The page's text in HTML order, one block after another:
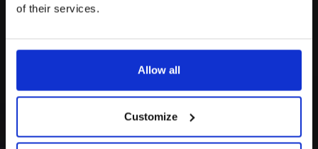
of their services.
Allow all
Customize